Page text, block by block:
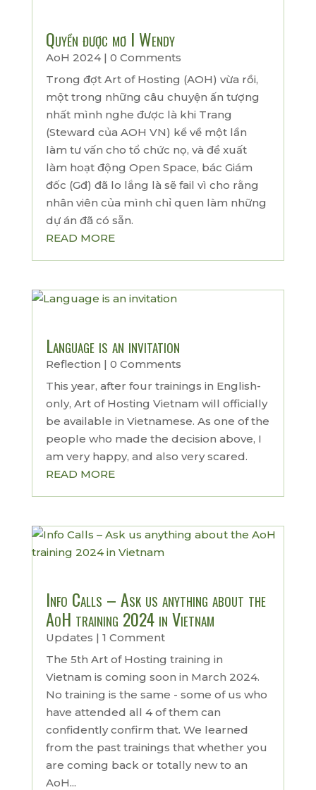
Quyền được mơ I Wendy
AoH 2024| 0 Comments
Trong đợt Art of Hosting (AOH) vừa rồi,
một trong những câu chuyện ấn tượng
nhất mình nghe được là khi Trang
(Steward của AOH VN) kể về một lần
làm tư vấn cho tổ chức nọ, và đề xuất
làm hoạt động Open Space, bác Giám
đốc (Gđ) đã lo lắng là sẽ fail vì cho rằng
nhân viên của mình chỉ quen làm những
dự án đã có sẵn.
READ MORE
Language is an invitation
Reflection | 0 Comments
This year, after four trainings in English-
only, Art of Hosting Vietnam will officially
be available in Vietnamese. As one of the
people who made the decision above, I
am very happy, and also very scared.
READ MORE
Info Calls – Ask us anything about the
AoH training 2024 in Vietnam
Updates | 1 Comment
The 5th Art of Hosting training in
Vietnam is coming soon in March 2024.
No training is the same - some of us who
have attended all 4 of them can
confidently confirm that. We learned
from the past trainings that whether you
are coming back or totally new to an
AoH...